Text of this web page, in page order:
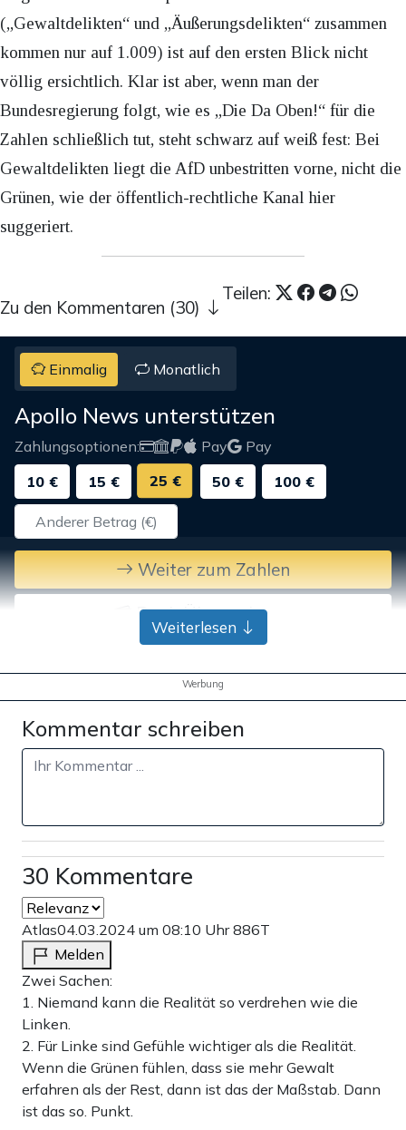
(„Gewaltdelikten“ und „Äußerungsdelikten“ zusammen
kommen nur auf 1.009) ist auf den ersten Blick nicht
völlig ersichtlich. Klar ist aber, wenn man der
Bundesregierung folgt, wie es „Die Da Oben!“ für die
Zahlen schließlich tut, steht schwarz auf weiß fest: Bei
Gewaltdelikten liegt die AfD unbestritten vorne, nicht die
Grünen, wie der öffentlich-rechtliche Kanal hier
suggeriert.
Teilen:
Zu den Kommentaren (30)
Einmalig Monatlich
Apollo News unterstützen
Zahlungsoptionen: Pay
Pay
10 €
15 € 25 € 50 € 100 €
Weiter zum Zahlen
Bank-Überweisung
Weiterlesen
Werbung
Kommentar schreiben
30 Kommentare
Atlas04.03.2024 um 08:10 Uhr886T
Melden
Zwei Sachen:
1. Niemand kann die Realität so verdrehen wie die
Linken.
2. Für Linke sind Gefühle wichtiger als die Realität.
Wenn die Grünen fühlen, dass sie mehr Gewalt
erfahren als der Rest, dann ist das der Maßstab. Dann
ist das so. Punkt.